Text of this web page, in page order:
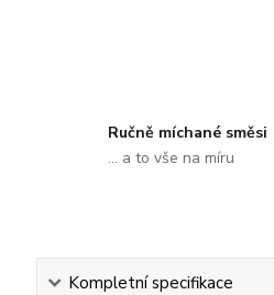
Ručně míchané směsi
... a to vše na míru
Kompletní specifikace